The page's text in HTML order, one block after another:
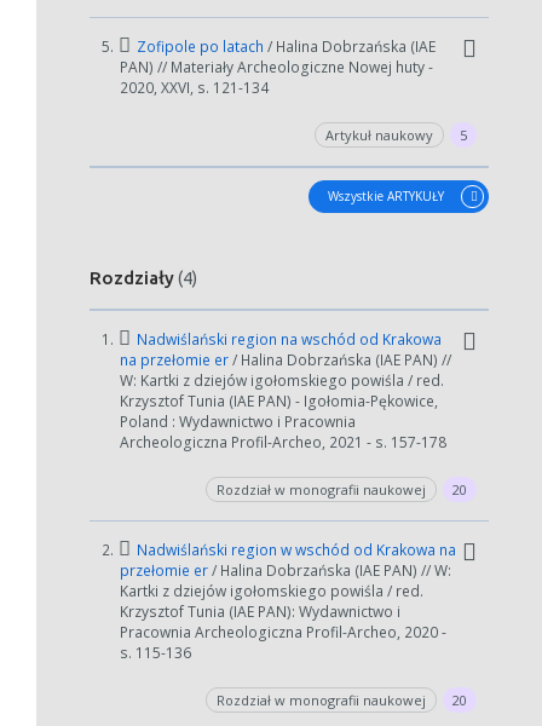
5. Zofipole po latach / Halina Dobrzańska (IAE
PAN) // Materiały Archeologiczne Nowej huty -
2020, XXVI, s. 121-134
Artykuł naukowy 5
Wszystkie ARTYKUŁY
Rozdziały(4)
1.
Nadwiślański region na wschód od Krakowa
na przełomie er/ Halina Dobrzańska (IAE PAN) //
W: Kartki z dziejów igołomskiego powiśla / red.
Krzysztof Tunia (IAE PAN) - Igołomia-Pękowice,
Poland : Wydawnictwo i Pracownia
Archeologiczna Profil-Archeo, 2021 - s. 157-178
Rozdział w monografii naukowej 20
2.
Nadwiślański region w wschód od Krakowa na
przełomie er/ Halina Dobrzańska (IAE PAN) // W:
Kartki z dziejów igołomskiego powiśla / red.
Krzysztof Tunia (IAE PAN): Wydawnictwo i
Pracownia Archeologiczna Profil-Archeo, 2020 -
s. 115-136
Rozdział w monografii naukowej 20